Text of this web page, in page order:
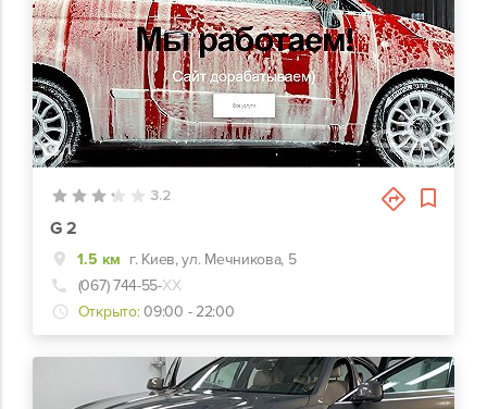
1
3.2
G 2
1.5 км г. Киев, ул. Мечникова, 5
(067) 744-55-ХХ
Открыто: 09:00 - 22:00